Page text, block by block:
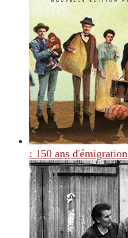
: 150 ans d'émigration